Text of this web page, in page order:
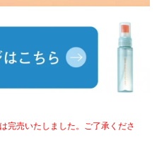
完売いたしました。ご了承くださ